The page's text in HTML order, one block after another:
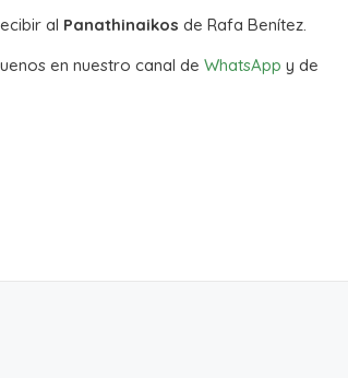
al Panathinaikos de Rafa Benítez.
en nuestro canal de WhatsApp y de